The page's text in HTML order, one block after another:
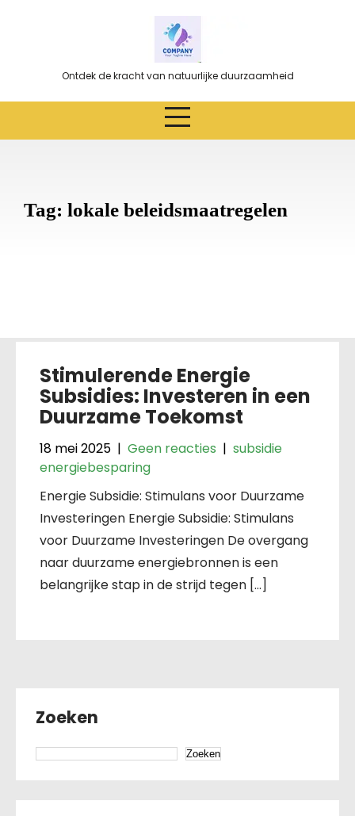
Ontdek de kracht van natuurlijke duurzaamheid
Tag: lokale beleidsmaatregelen
Stimulerende Energie
Subsidies: Investeren in een
Duurzame Toekomst
18 mei 2025 | Geen reacties | subsidie
energiebesparing
Energie Subsidie: Stimulans voor Duurzame
Investeringen Energie Subsidie: Stimulans
voor Duurzame Investeringen De overgang
naar duurzame energiebronnen is een
belangrijke stap in de strijd tegen […]
Zoeken
Zoeken